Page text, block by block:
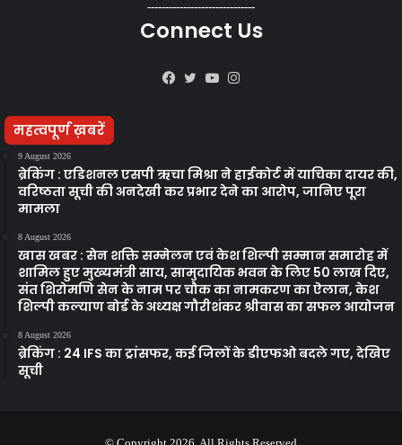
------------------------------
Connect Us
Facebook
TwitterYouTube
महत्वपूर्ण ख़बरें
9 August 2026
ब्रेकिंग : एडिशनल एसपी ऋचा मिश्रा ने हाईकोर्ट में याचिका दायर की,
वरिष्ठता सूची की अनदेखी कर प्रभार देने का आरोप, जानिए पूरा
मामला
8 August 2026
खास खबर : सेन शक्ति सम्मेलन एवं केश शिल्पी सम्मान समारोह में
शामिल हुए मुख्यमंत्री साय, सामुदायिक भवन के लिए 50 लाख दिए,
संत शिरोमणि सेन के नाम पर चौक का नामकरण का ऐलान, केश
शिल्पी कल्याण बोर्ड के अध्यक्ष गौरीशंकर श्रीवास का सफल आयोजन
8 August 2026
ब्रेकिंग : 24 IFS का ट्रांसफर, कई जिलों के डीएफओ बदले गए, देखिए
सूची